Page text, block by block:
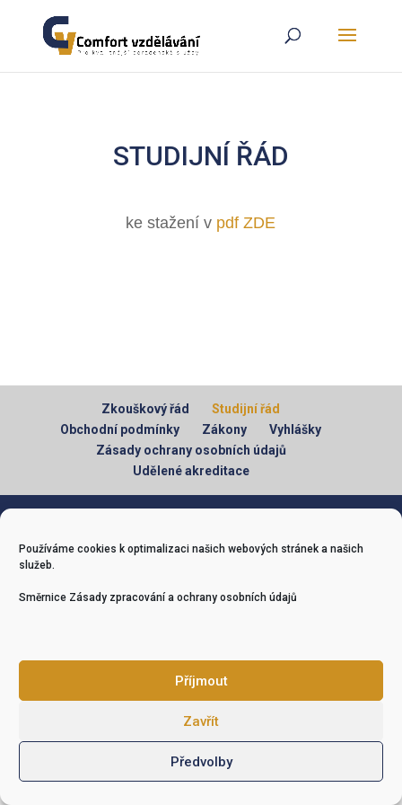
Používáme cookies k optimalizaci našich webových stránek a našich
služeb.
Směrnice Zásady zpracování a ochrany osobních údajů
Příjmout
Zavřít
Předvolby
STUDIJNÍ ŘÁD
ke stažení v pdf ZDE
Zkouškový řád
Studijní řád
Obchodní podmínky
Zákony
Vyhlášky
Zásady ochrany osobních údajů
Udělené akreditace